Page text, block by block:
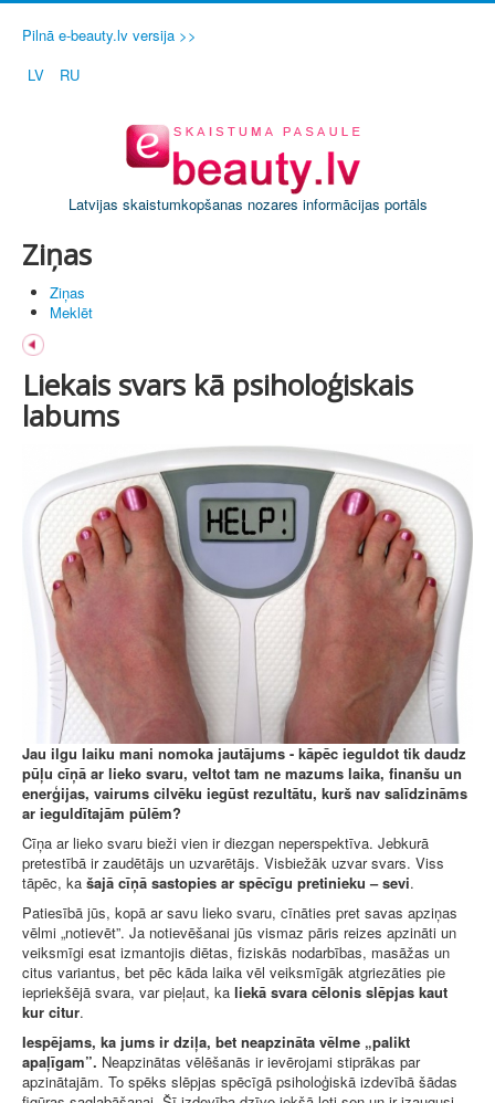
Pilnā e-beauty.lv versija >>
LV
RU
Latvijas skaistumkopšanas nozares informācijas portāls
Ziņas
Ziņas
Meklēt
Liekais svars kā psiholoģiskais
labums
Jau ilgu laiku mani nomoka jautājums - kāpēc ieguldot tik daudz
pūļu cīņā ar lieko svaru, veltot tam ne mazums laika, finanšu un
enerģijas, vairums cilvēku iegūst rezultātu, kurš nav salīdzināms
ar ieguldītajām pūlēm?
Cīņa ar lieko svaru bieži vien ir diezgan neperspektīva. Jebkurā
pretestībā ir zaudētājs un uzvarētājs. Visbiežāk uzvar svars. Viss
tāpēc, ka šajā cīņā sastopies ar spēcīgu pretinieku – sevi.
Patiesībā jūs, kopā ar savu lieko svaru, cīnāties pret savas apziņas
vēlmi „notievēt”. Ja notievēšanai jūs vismaz pāris reizes apzināti un
veiksmīgi esat izmantojis diētas, fiziskās nodarbības, masāžas un
citus variantus, bet pēc kāda laika vēl veiksmīgāk atgriezāties pie
iepriekšējā svara, var pieļaut, ka liekā svara cēlonis slēpjas kaut
kur citur.
Iespējams, ka jums ir dziļa, bet neapzināta vēlme „palikt
apaļīgam”. Neapzinātas vēlēšanās ir ievērojami stiprākas par
apzinātajām. To spēks slēpjas spēcīgā psiholoģiskā izdevībā šādas